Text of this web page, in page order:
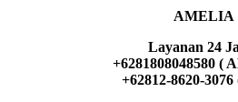
AMELIA
Layanan 24
+6281808048580 (
+62812-8620-